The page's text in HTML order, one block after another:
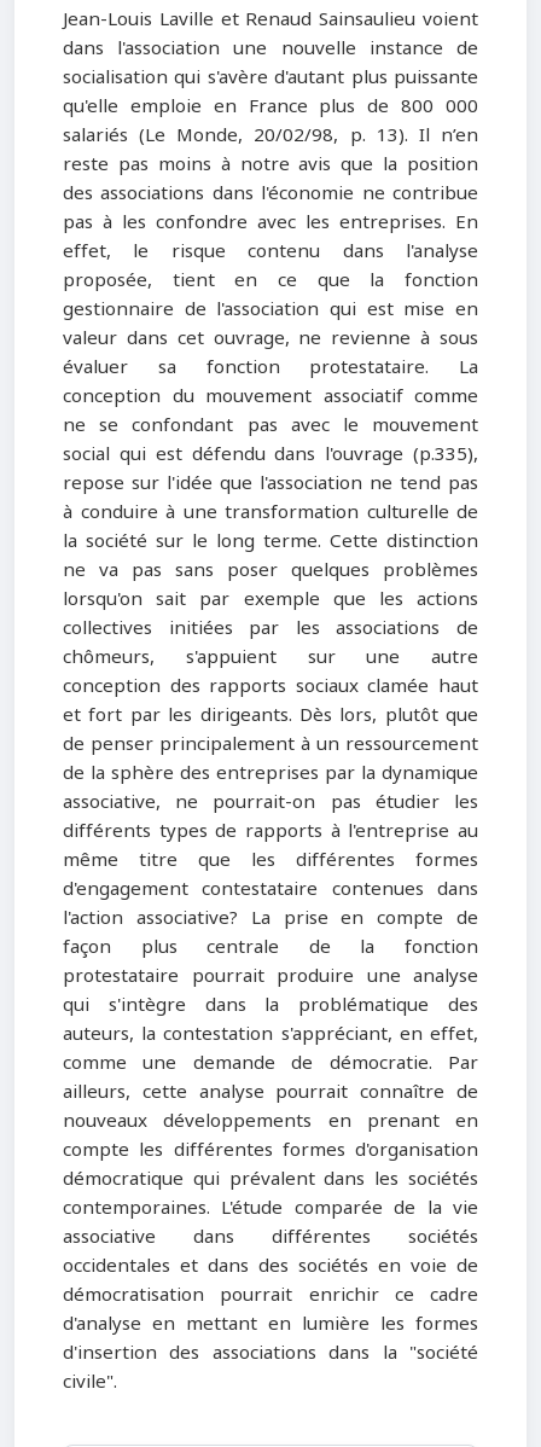
Jean-Louis Laville et Renaud Sainsaulieu voient
dans l'association une nouvelle instance de
socialisation qui s'avère d'autant plus puissante
qu'elle emploie en France plus de 800 000
salariés (Le Monde, 20/02/98, p. 13). Il n’en
reste pas moins à notre avis que la position
des associations dans l'économie ne contribue
pas à les confondre avec les entreprises. En
effet, le risque contenu dans l'analyse
proposée, tient en ce que la fonction
gestionnaire de l'association qui est mise en
valeur dans cet ouvrage, ne revienne à sous
évaluer sa fonction protestataire. La
conception du mouvement associatif comme
ne se confondant pas avec le mouvement
social qui est défendu dans l'ouvrage (p.335),
repose sur l'idée que l'association ne tend pas
à conduire à une transformation culturelle de
la société sur le long terme. Cette distinction
ne va pas sans poser quelques problèmes
lorsqu'on sait par exemple que les actions
collectives initiées par les associations de
chômeurs, s'appuient sur une autre
conception des rapports sociaux clamée haut
et fort par les dirigeants. Dès lors, plutôt que
de penser principalement à un ressourcement
de la sphère des entreprises par la dynamique
associative, ne pourrait-on pas étudier les
différents types de rapports à l'entreprise au
même titre que les différentes formes
d'engagement contestataire contenues dans
l'action associative? La prise en compte de
façon plus centrale de la fonction
protestataire pourrait produire une analyse
qui s'intègre dans la problématique des
auteurs, la contestation s'appréciant, en effet,
comme une demande de démocratie. Par
ailleurs, cette analyse pourrait connaître de
nouveaux développements en prenant en
compte les différentes formes d'organisation
démocratique qui prévalent dans les sociétés
contemporaines. L'étude comparée de la vie
associative dans différentes sociétés
occidentales et dans des sociétés en voie de
démocratisation pourrait enrichir ce cadre
d'analyse en mettant en lumière les formes
d'insertion des associations dans la "société
civile".